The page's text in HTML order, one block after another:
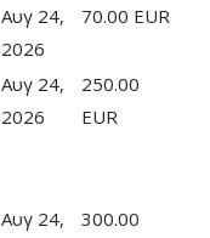
Αυγ 24,
2026
70.00 EUR
Αυγ 24,
2026
250.00
EUR
Αυγ 24,
300.00